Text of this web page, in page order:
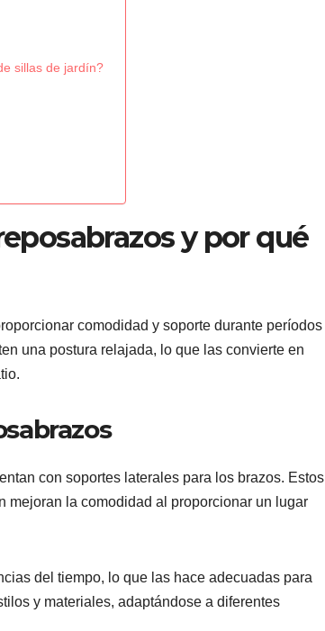
sillas de jardín?
y por qué
comodidad y soporte durante períodos
una postura relajada, lo que las convierte en
con soportes laterales para los brazos. Estos
mejoran la comodidad al proporcionar un lugar
del tiempo, lo que las hace adecuadas para
y materiales, adaptándose a diferentes